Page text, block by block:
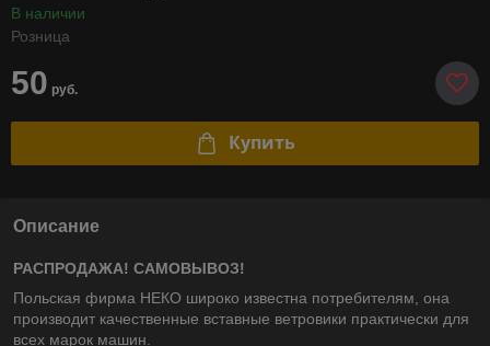
В наличии
Розница
50 руб.
Купить
Описание
РАСПРОДАЖА! САМОВЫВОЗ!
Польская фирма НЕКО широко известна потребителям, она
производит качественные вставные ветровики практически для
всех марок машин.